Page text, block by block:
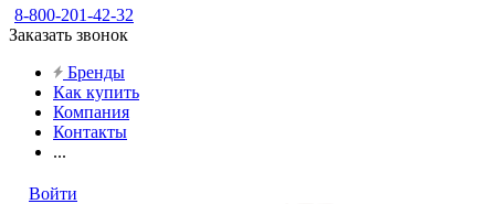
8-800-201-42-32
Заказать звонок
Бренды
Как купить
Компания
Контакты
...
Войти